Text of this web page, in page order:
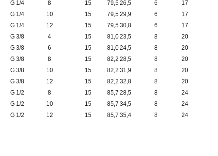
G 1/4 8 15 79,526,5 6
17
G 1/4
10 15 79,529,9 6
17
G 1/4
12 15 79,530,8 6
17
G 3/8
4 15 81,023,5 8
20
G 3/8
6 15 81,024,5 8
20
G 3/8
8 15 82,2 28,5 8
20
G 3/8
10 15 82,2 31,9 8
20
G 3/8
12 15 82,2 32,8 8
20
G 1/2
8 15 85,7 28,5 8
24
G 1/2
10 15 85,7 34,5 8
24
G 1/2
12 15 85,7 35,4 8 24